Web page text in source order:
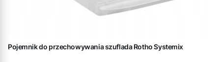
Pojemnik do przechowywania szuflada Rotho Systemix